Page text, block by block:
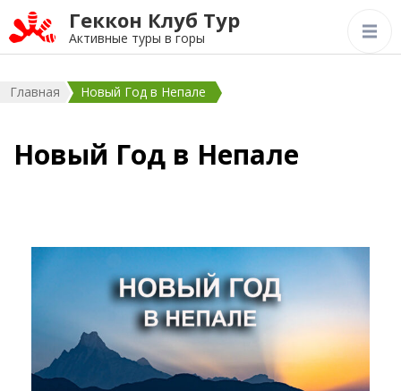
Геккон Клуб Тур
Активные туры в горы
Главная Новый Год в Непале
Новый Год в Непале